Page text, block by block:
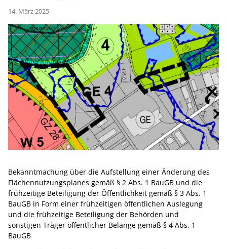
14. März 2025
Bekanntmachung über die Aufstellung einer Änderung des
Flächennutzungsplanes gemäß § 2 Abs. 1 BauGB und die
frühzeitige Beteiligung der Öffentlichkeit gemäß § 3 Abs. 1
BauGB in Form einer frühzeitigen öffentlichen Auslegung
und die frühzeitige Beteiligung der Behörden und
sonstigen Träger öffentlicher Belange gemäß § 4 Abs. 1
BauGB